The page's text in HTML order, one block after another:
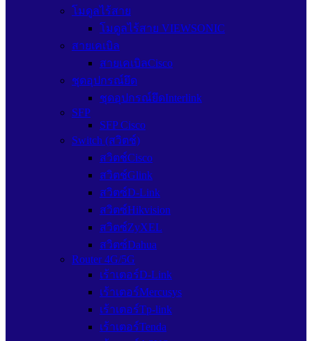
โมดูลไร้สาย
โมดูลไร้สาย VIEWSONIC
สายเคเบิล
สายเคเบิลCisco
ชุดอุปกรณ์ยึด
ชุดอุปกรณ์ยึดInterlink
SFP
SFP Cisco
Switch (สวิตช์)
สวิตช์Cisco
สวิตช์Glink
สวิตซ์D-Link
สวิตซ์Hikvision
สวิตซ์ZyXEL
สวิตซ์Dahua
Router 4G/5G
เร้าเตอร์D-Link
เร้าเตอร์Mercusys
เร้าเตอร์Tp-link
เร้าเตอร์Tenda